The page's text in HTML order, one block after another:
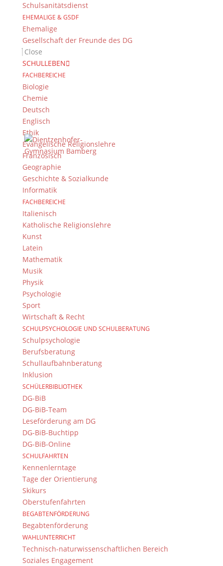
Schulsanitätsdienst
EHEMALIGE & GSDF
Ehemalige
Gesellschaft der Freunde des DG
Close
SCHULLEBEN
FACHBEREICHE
Biologie
Chemie
Deutsch
Englisch
Ethik
Evangelische Religionslehre
Französisch
Geographie
Geschichte & Sozialkunde
Informatik
FACHBEREICHE
Italienisch
Katholische Religionslehre
Kunst
Latein
Mathematik
Musik
Physik
Psychologie
Sport
Wirtschaft & Recht
SCHULPSYCHOLOGIE UND SCHULBERATUNG
Schulpsychologie
Berufsberatung
Schullaufbahnberatung
Inklusion
SCHÜLERBIBLIOTHEK
DG-BiB
DG-BiB-Team
Leseförderung am DG
DG-BiB-Buchtipp
DG-BiB-Online
SCHULFAHRTEN
Kennenlerntage
Tage der Orientierung
Skikurs
Oberstufenfahrten
BEGABTENFÖRDERUNG
Begabtenförderung
WAHLUNTERRICHT
Technisch-naturwissenschaftlichen Bereich
Soziales Engagement
folgen Sie uns auf Twitter
Folgen Sie dem
Kontakt Webteam
Kontaktieren Sie das Webteam
© 2015-2017 Dientzenhofer-Gymnasium Bamberg -
Von Hand erstellt. Mit viel